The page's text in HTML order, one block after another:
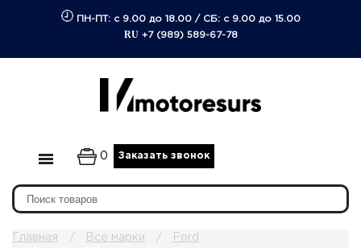
ПН-ПТ: с 9.00 до 18.00/ СБ: с 9.00 до 15.00
RU +7 (989) 589-67-78
0 Заказать звонок
Главная Все марки
Ford